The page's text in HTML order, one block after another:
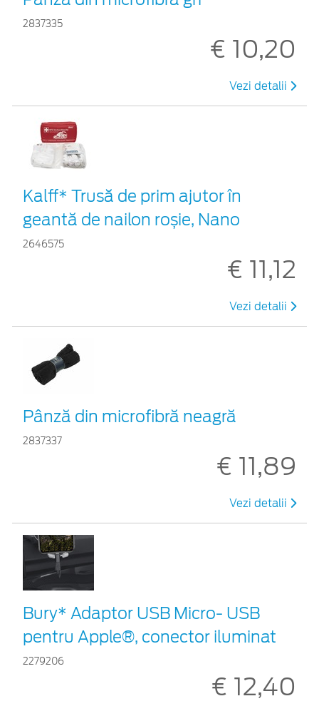
2837335
€ 10,20
Vezi detalii
Kalff* Trusă de prim ajutor în
geantă de nailon roșie, Nano
2646575
€ 11,12
Vezi detalii
Pânză din microfibră neagră
2837337
€ 11,89
Vezi detalii
Bury* Adaptor USB Micro- USB
pentru Apple®, conector iluminat
2279206
€ 12,40